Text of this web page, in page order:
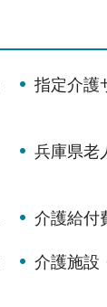
指定介護
兵庫県老
介護給付
介護施設